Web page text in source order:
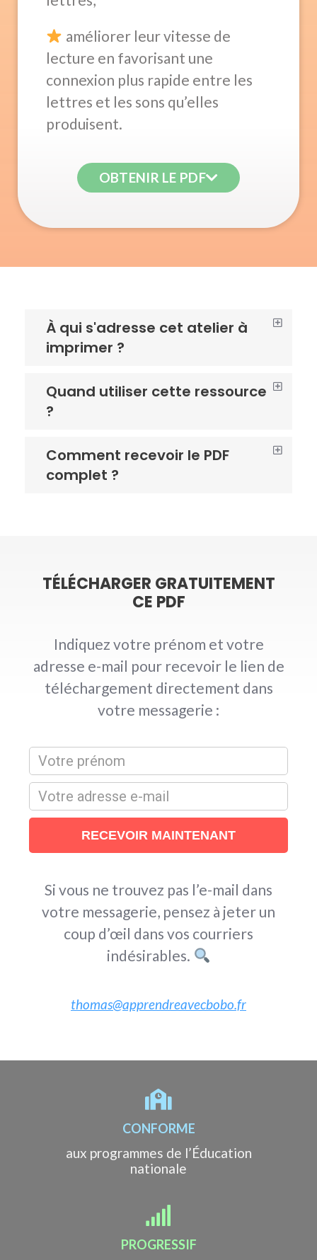
améliorer leur vitesse de
lecture en favorisant une
connexion plus rapide entre les
lettres et les sons qu’elles
produisent.
OBTENIR LE PDF
À qui s'adresse cet atelier à
imprimer ?
Quand utiliser cette ressource
?
Comment recevoir le PDF
complet ?
TÉLÉCHARGER GRATUITEMENT
CE PDF
Indiquez votre prénom et votre
adresse e-mail pour recevoir le lien de
téléchargement directement dans
votre messagerie :
Si vous ne trouvez pas l’e-mail dans
votre messagerie, pensez à jeter un
coup d’œil dans vos courriers
indésirables.
thomas@apprendreavecbobo.fr
CONFORME
aux programmes de l’Éducation
nationale
PROGRESSIF